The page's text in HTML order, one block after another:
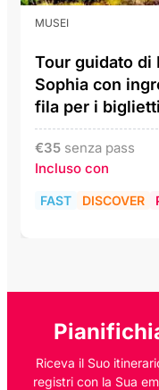
MUSEI
Tour guidato di
Sophia con
fila per i biglietti
€35 senza pass
Incluso con
FAST DISCOVER
Riceva il Suo
registri con la Sua